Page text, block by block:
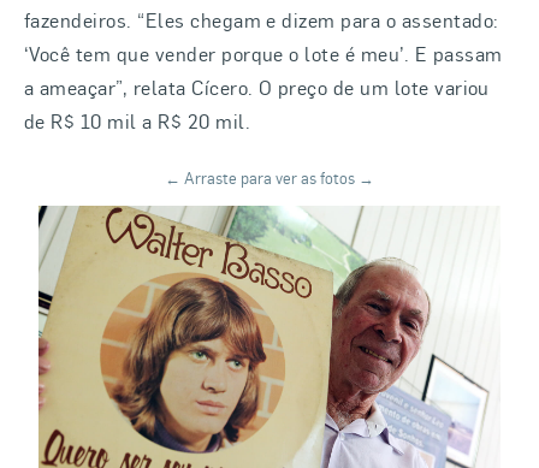
fazendeiros. “Eles chegam e dizem para o assentado:
‘Você tem que vender porque o lote é meu’. E passam
a ameaçar”, relata Cícero. O preço de um lote variou
de R$ 10 mil a R$ 20 mil.